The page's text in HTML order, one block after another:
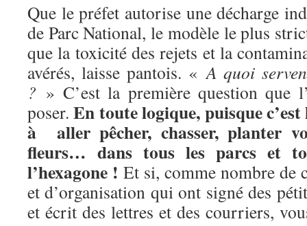
Que le préfet autorise une décharge
de Parc National, le modèle le plus
que la toxicité des rejets et la
avérés, laisse pantois. «A quoi
? » C’est la première question que
poser.En toute logique, puisque
à aller pêcher, chasser, planter
fleurs… dans tous les parcs et
l’hexagone ! Et si, comme nombre de
et d’organisation qui ont signé des
et écrit des lettres et des courriers,